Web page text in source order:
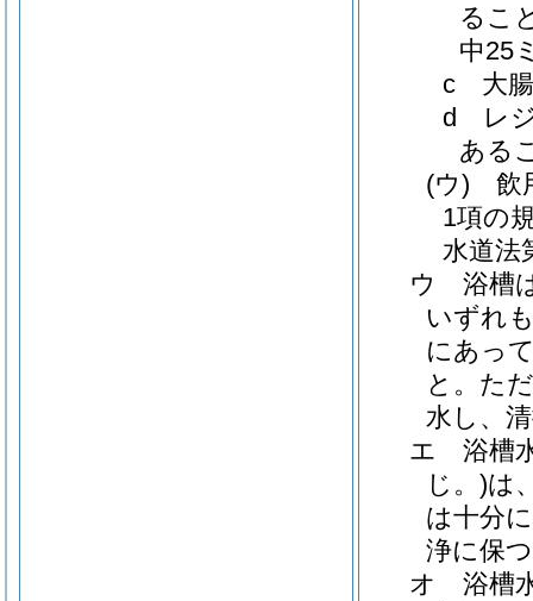
るこ
中25
c
大
d
レ
ある
(ウ)
飲
1項の
水道法
ウ
浴槽
いずれ
にあっ
と。 た
水し、
エ
浴槽
じ。)は
は十分
浄に保
オ
浴槽